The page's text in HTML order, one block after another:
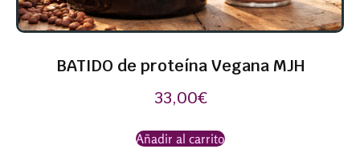
BATIDO de proteína Vegana MJH
33,00€
Añadir al carrito